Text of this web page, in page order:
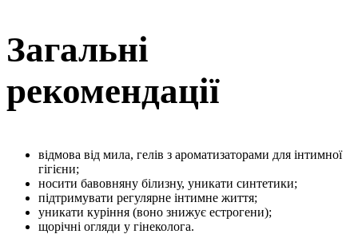
Загальні
рекомендації
відмова від мила, гелів з ароматизаторами для інтимної
гігієни;
носити бавовняну білизну, уникати синтетики;
підтримувати регулярне інтимне життя;
уникати куріння (воно знижує естрогени);
щорічні огляди у гінеколога.